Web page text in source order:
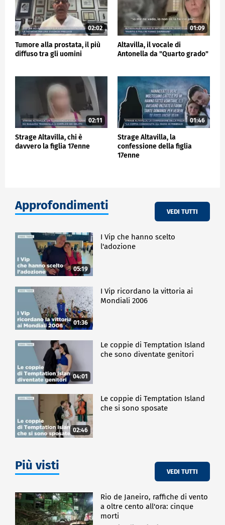
02:02
Tumore alla prostata, il più
diffuso tra gli uomini
01:09
Altavilla, il vocale di
Antonella da "Quarto grado"
02:11
Strage Altavilla, chi è
davvero la figlia 17enne
01:46
Strage Altavilla, la
confessione della figlia
17enne
Approfondimenti VEDI TUTTI
05:19
I Vip che hanno scelto
l'adozione
01:36
I Vip ricordano la vittoria ai
Mondiali 2006
04:01
Le coppie di Temptation Island
che sono diventate genitori
02:46
Le coppie di Temptation Island
che si sono sposate
Più visti VEDI TUTTI
Rio de Janeiro, raffiche di vento
a oltre cento all'ora: cinque
morti